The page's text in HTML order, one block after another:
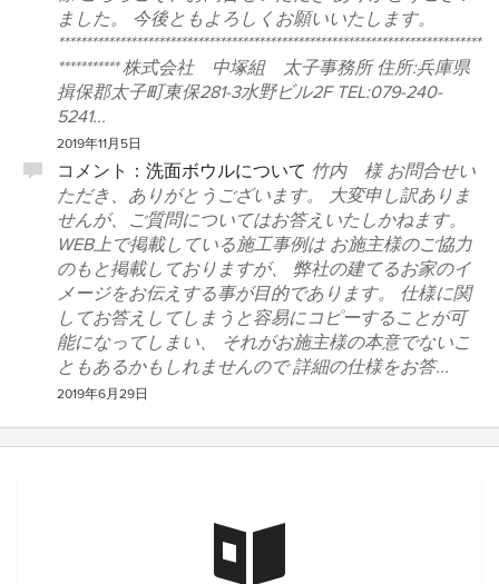
ました。 今後ともよろしくお願いいたします。
****************************************************************************
*********** 株式会社 中塚組 太子事務所 住所:兵庫県
揖保郡太子町東保281-3水野ビル2F TEL:079-240-
5241...
2019年11月5日
コメント： 洗面ボウルについて 竹内 様 お問合せい
ただき、ありがとうございます。 大変申し訳ありま
せんが、ご質問についてはお答えいたしかねます。
WEB上で掲載している施工事例は お施主様のご協力
のもと掲載しておりますが、 弊社の建てるお家のイ
メージをお伝えする事が目的であります。 仕様に関
してお答えしてしまうと容易にコピーすることが可
能になってしまい、 それがお施主様の本意でないこ
ともあるかもしれませんので 詳細の仕様をお答...
2019年6月29日